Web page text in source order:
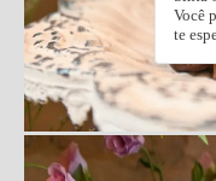
Você
te